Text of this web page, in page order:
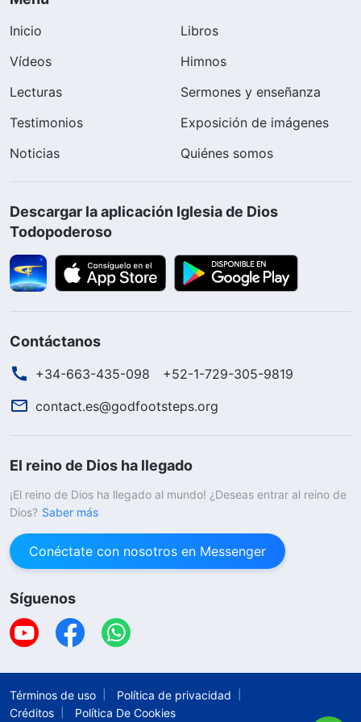
Inicio
Libros
Vídeos
Himnos
Lecturas
Sermones y enseñanza
Testimonios
Exposición de imágenes
Noticias
Quiénes somos
Descargar la aplicación Iglesia de Dios
Todopoderoso
Contáctanos
+34-663-435-098
+52-1-729-305-9819
contact.es@godfootsteps.org
El reino de Dios ha llegado
¡El reino de Dios ha llegado al mundo! ¿Deseas entrar al reino de
Dios? Saber más
Conéctate con nosotros en Messenger
Síguenos
Términos de uso
Política de privacidad
Créditos
Política De Cookies